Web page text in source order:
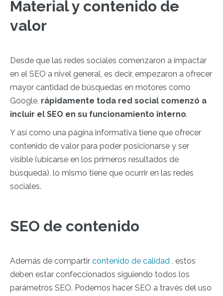
Material y contenido de
valor
Desde que las redes sociales comenzaron a impactar
en el SEO a nivel general, es decir, empezaron a ofrecer
mayor cantidad de búsquedas en motores como
Google, rápidamente toda red social comenzó a
incluir el SEO en su funcionamiento interno.
Y así como una página informativa tiene que ofrecer
contenido de valor para poder posicionarse y ser
visible (ubicarse en los primeros resultados de
búsqueda), lo mismo tiene que ocurrir en las redes
sociales.
SEO de contenido
Además de compartir contenido de calidad , estos
deben estar confeccionados siguiendo todos los
parámetros SEO. Podemos hacer SEO a través del uso